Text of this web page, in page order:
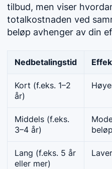
tilbud, men viser
totalkostnaden ved
beløp avhenger av din
Nedbetalingstid
Kort (f.eks. 1–2
år)
Middels (f.eks.
3–4 år)
beløp
Lang (f.eks. 5 år
eller mer)